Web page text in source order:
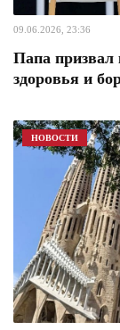
09.06.2026, 23:36
Папа призвал
здоровья и
НОВОСТИ